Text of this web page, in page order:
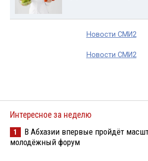
Новости СМИ2
Новости СМИ2
Интересное за неделю
1
В Абхазии впервые пройдёт
молодёжный форум